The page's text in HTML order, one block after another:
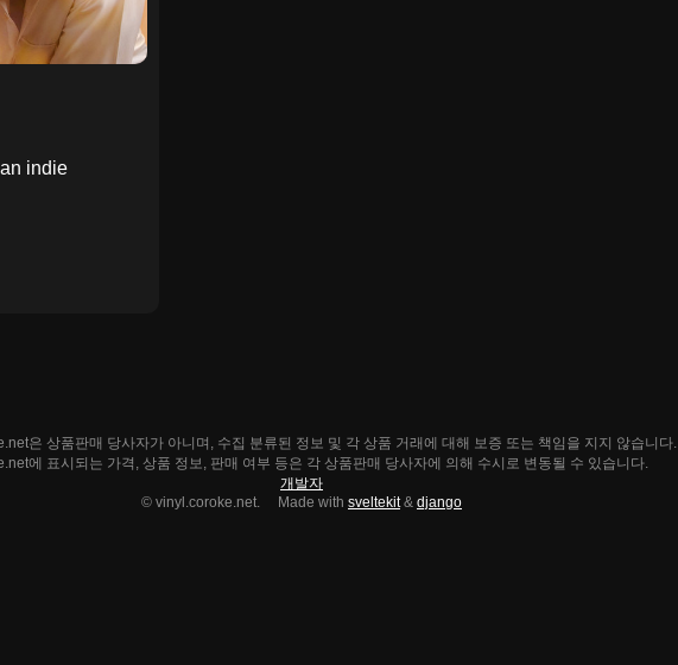
indie
은 상품판매 당사자가 아니며, 수집 분류된 정보 및 각 상품 거래에 대해 보증 또는 책임을 지지 않습니다.
에 표시되는 가격, 상품 정보, 판매 여부 등은 각 상품판매 당사자에 의해 수시로 변동될 수 있습니다.
개발자
© vinyl.coroke.net. Made with sveltekit& django